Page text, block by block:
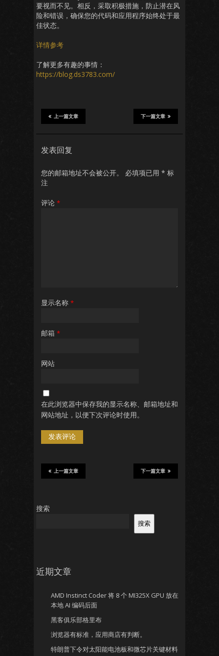
要视而不见。相反，采取积极措施，防止潜在风
险和错误，确保您的代码和应用程序始终处于最
佳状态。
详情参考
了解更多有趣的事情：
https://blog.ds3783.com/
下一篇文章
上一篇文章
发表回复
您的邮箱地址不会被公开。 必填项已用 * 标
注
评论 *
显示名称 *
邮箱 *
网站
在此浏览器中保存我的显示名称、邮箱地址和
网站地址，以便下次评论时使用。
下一篇文章
上一篇文章
搜索
搜索
近期文章
AMD Instinct Coder 将 8 个 MI325X GPU 放在
本地 AI 编码后面
黑客俱乐部格里布
浏览器有标准，应用商店有判断。
特朗普下令对太阳能电池板和微芯片关键材料